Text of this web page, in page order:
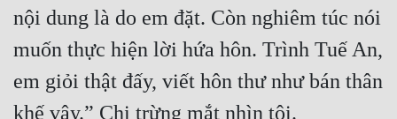
Đô Thị
Đông Phương
Đông Phương Huyền Huyễn
nội dung là do em đặt. Còn nghiêm túc nói
muốn thực hiện lời hứa hôn. Trình Tuế An,
em giỏi thật đấy, viết hôn thư như bán thân
khế vậy.” Chị trừng mắt nhìn tôi.